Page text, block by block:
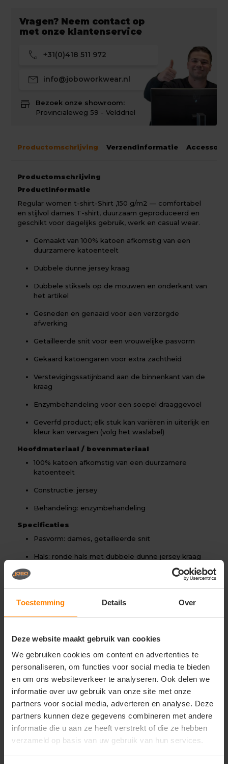
Toestemming Details Over
Deze website maakt gebruik van cookies
We gebruiken cookies om content en advertenties te
personaliseren, om functies voor social media te bieden
en om ons websiteverkeer te analyseren. Ook delen we
informatie over uw gebruik van onze site met onze
partners voor social media, adverteren en analyse. Deze
partners kunnen deze gegevens combineren met andere
informatie die u aan ze heeft verstrekt of die ze hebben
verzameld op basis van uw gebruik van hun services.
Vragen? Neem contact op
met onze klantenservice
call +31(0)418 511 972
mail info@joboworkwear.nl
store
Bezoek onze showroom:
Provincialeweg 59 - Velddriel
Productomschrijving Verzendinformatie
Productomschrijving
Productinformatie
Regular women t-shirt-Shirt ,150 g/m2 — comfortabel
en stijlvol dames T-shirt, duurzaam geproduceerd en
geschikt voor dagelijks gebruik, werk en casual wear.
Gemaakt van 100% katoen afkomstig van een
duurzamere katoenteelt
Dubbele dunne jersey kraag
Dubbele stiksels op de mouwen en onderkant van
het artikel
Gesneden en genaaid voor een verzorgde
afwerking
Getailleerde snit voor een vrouwelijke pasvorm
Gekaard katoengaren voor extra zachtheid
Verstevigingssatijnband aan de binnenkant van de
kraag
Enzymbehandeling voor een soepel draaggevoel
Geverfd product; elk stuk kan variëren in uiterlijk en
kleur kan vervagen (volg het waslabel)
Hoofdmateriaal / bovenmateriaal
100% katoen afkomstig van een duurzamere
katoenteelt
Constructie: jersey
Behandeling: enzymbehandeling
Specificaties
Pasvorm: dames, getailleerde snit
Hals: ronde hals met dubbele dunne jersey kraag
Mouwen: korte mouwen met dubbele stiksels
Onderzijde: dubbele stiksels (zoom)
Extra: verstevigingssatijnband in de kraag
Machinewasbaar volgens label
Niet bleken
Strijken volgens label
Volg het waslabel in verband met kleurbehoud
Comfortabele en vrouwelijke pasvorm
Duurzaam en zacht materiaal